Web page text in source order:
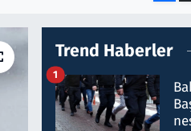
Trend Haberler
1